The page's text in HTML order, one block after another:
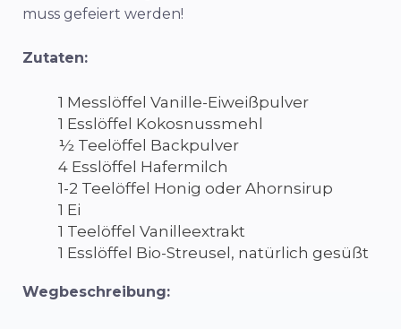
muss gefeiert werden!
Zutaten:
1 Messlöffel Vanille-Eiweißpulver
1 Esslöffel Kokosnussmehl
½ Teelöffel Backpulver
4 Esslöffel Hafermilch
1-2 Teelöffel Honig oder Ahornsirup
1 Ei
1 Teelöffel Vanilleextrakt
1 Esslöffel Bio-Streusel, natürlich gesüßt
Wegbeschreibung: